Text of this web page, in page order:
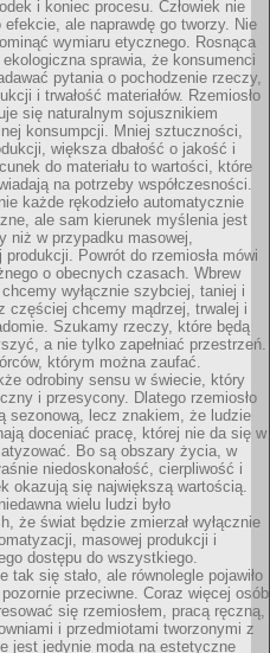
i koniec procesu. Człowiek nie
ale naprawdę go tworzy. Nie
wymiaru etycznego. Rosnąca
sprawia, że konsumenci
pytania o pochodzenie rzeczy,
i trwałość materiałów. Rzemiosło
się naturalnym sojusznikiem
konsumpcji. Mniej sztuczności,
większa dbałość o jakość i
do materiału to wartości, które
na potrzeby współczesności.
każde rękodzieło automatycznie
ale sam kierunek myślenia jest
niż w przypadku masowej,
produkcji. Powrót do rzemiosła mówi
o obecnych czasach. Wbrew
wyłącznie szybciej, taniej i
częściej chcemy mądrzej, trwalej i
Szukamy rzeczy, które będą
a nie tylko zapełniać przestrzeń.
którym można zaufać.
odrobiny sensu w świecie, który
i przesycony. Dlatego rzemiosło
sezonową, lecz znakiem, że ludzie
doceniać pracę, której nie da się w
Bo są obszary życia, w
niedoskonałość, cierpliwość i
okazują się największą wartością.
wielu ludzi było
że świat będzie zmierzał wyłącznie
masowej produkcji i
dostępu do wszystkiego.
tak się stało, ale równolegle pojawiło
przeciwne. Coraz więcej osób
się rzemiosłem, pracą ręczną,
i przedmiotami tworzonymi z
jest jedynie moda na estetyczne